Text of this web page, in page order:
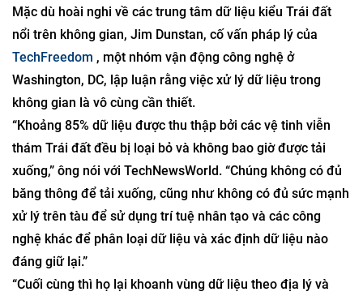
Mặc dù hoài nghi về các trung tâm dữ liệu kiểu Trái đất
nổi trên không gian, Jim Dunstan, cố vấn pháp lý của
TechFreedom , một nhóm vận động công nghệ ở
Washington, DC, lập luận rằng việc xử lý dữ liệu trong
không gian là vô cùng cần thiết.
“Khoảng 85% dữ liệu được thu thập bởi các vệ tinh viễn
thám Trái đất đều bị loại bỏ và không bao giờ được tải
xuống,” ông nói với TechNewsWorld. “Chúng không có đủ
băng thông để tải xuống, cũng như không có đủ sức mạnh
xử lý trên tàu để sử dụng trí tuệ nhân tạo và các công
nghệ khác để phân loại dữ liệu và xác định dữ liệu nào
đáng giữ lại.”
“Cuối cùng thì họ lại khoanh vùng dữ liệu theo địa lý và